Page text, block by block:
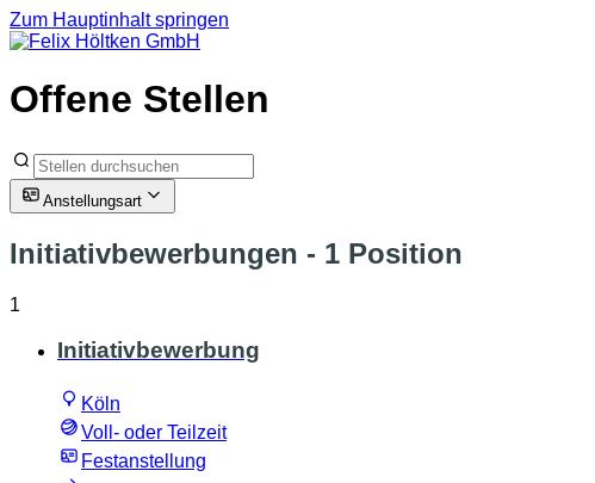
Zum Hauptinhalt springen
Offene Stellen
Anstellungsart
Initiativbewerbungen - 1 Position
1
Initiativbewerbung
Köln
Voll- oder Teilzeit
Festanstellung